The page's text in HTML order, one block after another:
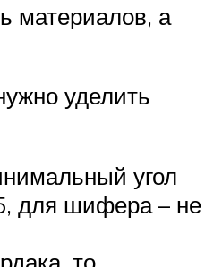
материалов, а
уделить
угол
для шифера – не